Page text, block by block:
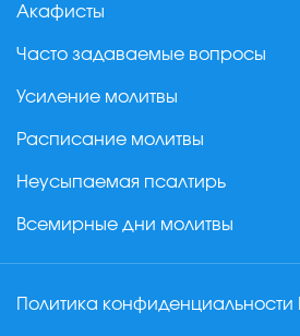
Акафисты
Часто задаваемые вопросы
Усиление молитвы
Расписание молитвы
Неусыпаемая псалтирь
Всемирные дни молитвы
Политика конфиденциальности